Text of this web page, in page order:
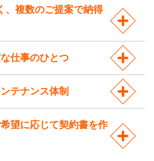
、複数のご提案で納得
仕事のひとつ
テナンス体制
望に応じて契約書を作